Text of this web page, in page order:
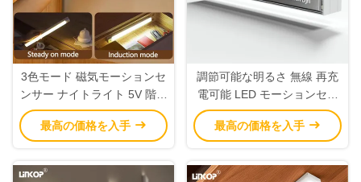
3色モード 磁気モーションセ
ンサー ナイトライト 5V 階段
クローゼットに取り付け可能
最高の価格を入手
調節可能な明るさ 無線 再充
電可能 LED モーションセン
サー 光 120° 幅広く検出
最高の価格を入手